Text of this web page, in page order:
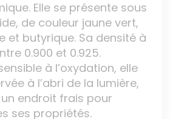
Elle se présente sous
de couleur jaune vert,
et butyrique. Sa densité à
0.900 et 0.925.
à l’oxydation, elle
à l’abri de la lumière,
endroit frais pour
ses propriétés.